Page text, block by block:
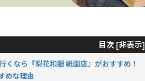
目次 [非表示]
くなら『梨花和服 祇園店』がおすすめ！
めな理由